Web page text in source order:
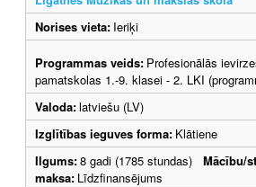
Norises vieta: Ieriķi
Programmas veids: Profesionālās
pamatskolas 1.-9. klasei - 2. LKI
Valoda:latviešu (LV)
Izglītības ieguves forma: Klātiene
Ilgums:8 gadi (1785 stundas) Mācību/
maksa: Līdzfinansējums